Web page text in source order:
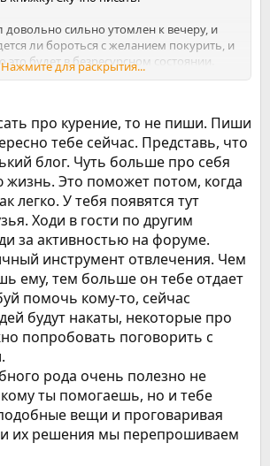
довольно сильно утомлен к вечеру, и
ли бороться с желанием покурить, и
это будет в безресурсном состоянии.
Я понял свой главный рабочий
человек испытывает несколько раз в
а бросивший - только временно (ну и
есть несравнимо реже. Это и есть мой
я говорю себе:
если покурю, тут же стану ещё слабее.
но если покурю - станет регулярным,
нравилось мне.
жизнь вокруг сигарет (когда
для перекура, не забыть запастись
там место для курения, а в кафе давай на
и холодно детям и ветер противный, и
Нажмите для раскрытия...
про курение, то не пиши. Пиши
тебе сейчас. Представь, что
блог. Чуть больше про себя
Это поможет потом, когда
легко. У тебя появятся тут
Ходи в гости по другим
за активностью на форуме.
инструмент отвлечения. Чем
ему, тем больше он тебе отдает
помочь кому-то, сейчас
будут накаты, некоторые про
попробовать поговорить с
рода очень полезно не
кому ты помогаешь, но и тебе
вещи и проговаривая
их решения мы перепрошиваем